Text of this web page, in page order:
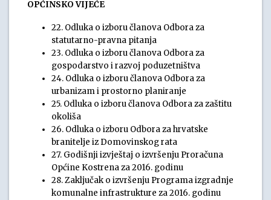
OPĆINSKO VIJEĆE
22. Odluka o izboru članova Odbora za
statutarno-pravna pitanja
23. Odluka o izboru članova Odbora za
gospodarstvo i razvoj poduzetništva
24. Odluka o izboru članova Odbora za
urbanizam i prostorno planiranje
25. Odluka o izboru članova Odbora za zaštitu
okoliša
26. Odluka o izboru Odbora za hrvatske
branitelje iz Domovinskog rata
27. Godišnji izvještaj o izvršenju Proračuna
Općine Kostrena za 2016. godinu
28. Zaključak o izvršenju Programa izgradnje
komunalne infrastrukture za 2016. godinu